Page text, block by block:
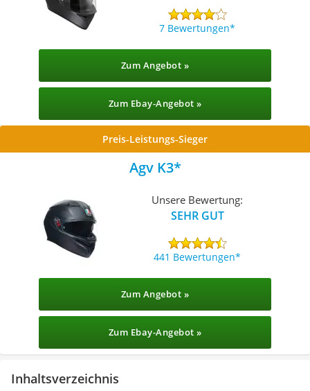
7 Bewertungen
Zum Angebot »
Zum Ebay-Angebot »
Preis-Leistungs-Sieger
Agv K3
Unsere Bewertung:
SEHR GUT
441 Bewertungen
Zum Angebot »
Zum Ebay-Angebot »
Inhaltsverzeichnis